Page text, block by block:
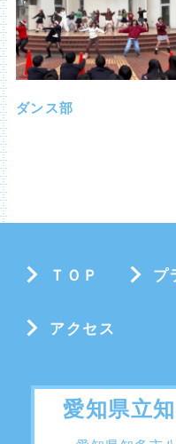
ダンス部
ＴＯＰ プ
アクセス
愛知県立